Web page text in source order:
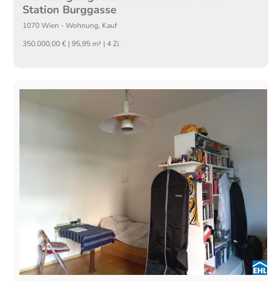
Station Burggasse
1070 Wien -Wohnung, Kauf
350.000,00 € | 95,95 m² | 4 Zi.